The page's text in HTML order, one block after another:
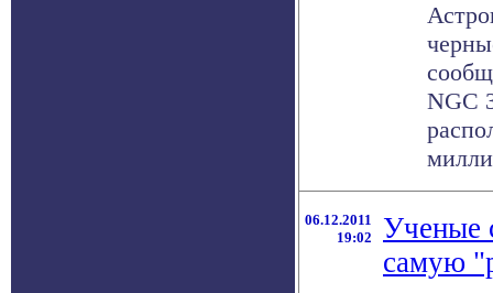
NGC
06.12.2011
19:02
Ученые
самую